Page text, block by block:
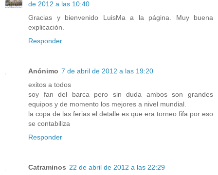
de 2012 a las 10:40
Gracias y bienvenido LuisMa a la página. Muy buena
explicación.
Responder
Anónimo 7 de abril de 2012 a las 19:20
exitos a todos
soy fan del barca pero sin duda ambos son grandes
equipos y de momento los mejores a nivel mundial.
la copa de las ferias el detalle es que era torneo fifa por eso
se contabiliza
Responder
Catraminos 22 de abril de 2012 a las 22:29